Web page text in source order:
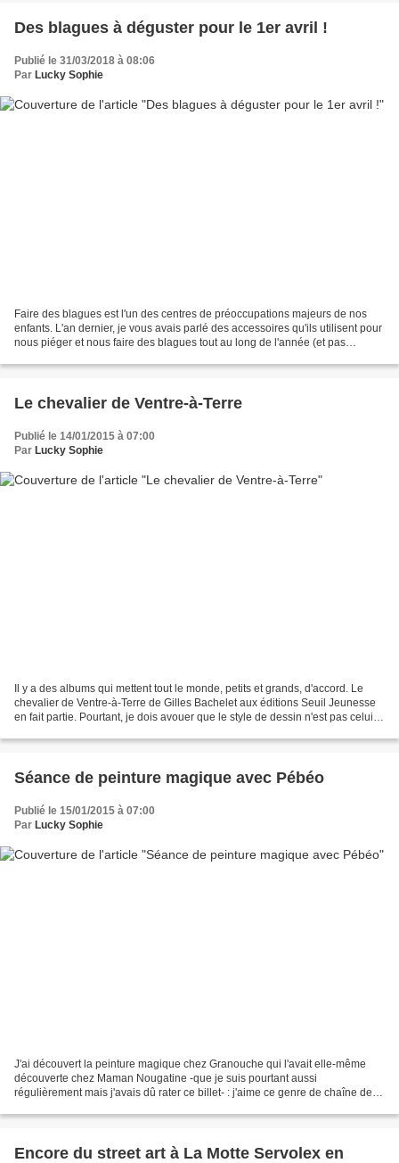
Des blagues à déguster pour le 1er avril !
Publié le 31/03/2018 à 08:06
Par Lucky Sophie
Faire des blagues est l'un des centres de préoccupations majeurs de nos
enfants. L'an dernier, je vous avais parlé des accessoires qu'ils utilisent pour
nous piéger et nous faire des blagues tout au long de l'année (et pas
Le chevalier de Ventre-à-Terre
Publié le 14/01/2015 à 07:00
Par Lucky Sophie
Il y a des albums qui mettent tout le monde, petits et grands, d'accord. Le
chevalier de Ventre-à-Terre de Gilles Bachelet aux éditions Seuil Jeunesse
en fait partie. Pourtant, je dois avouer que le style de dessin n'est pas celui
Séance de peinture magique avec Pébéo
Publié le 15/01/2015 à 07:00
Par Lucky Sophie
J'ai découvert la peinture magique chez Granouche qui l'avait elle-même
découverte chez Maman Nougatine -que je suis pourtant aussi
régulièrement mais j'avais dû rater ce billet- : j'aime ce genre de chaîne de
Encore du street art à La Motte Servolex en